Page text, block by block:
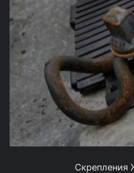
Скрепления